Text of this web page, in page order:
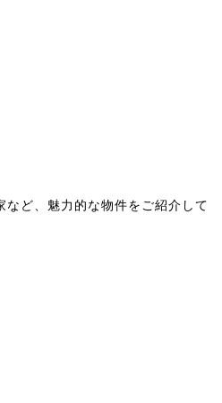
ど、魅力的な物件をご紹介して